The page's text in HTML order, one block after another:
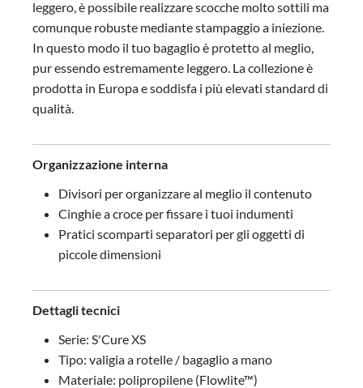
leggero, è possibile realizzare scocche molto sottili ma
comunque robuste mediante stampaggio a iniezione.
In questo modo il tuo bagaglio è protetto al meglio,
pur essendo estremamente leggero. La collezione è
prodotta in Europa e soddisfa i più elevati standard di
qualità.
Organizzazione interna
Divisori per organizzare al meglio il contenuto
Cinghie a croce per fissare i tuoi indumenti
Pratici scomparti separatori per gli oggetti di
piccole dimensioni
Dettagli tecnici
Serie: S'Cure XS
Tipo: valigia a rotelle / bagaglio a mano
Materiale: polipropilene (Flowlite™)